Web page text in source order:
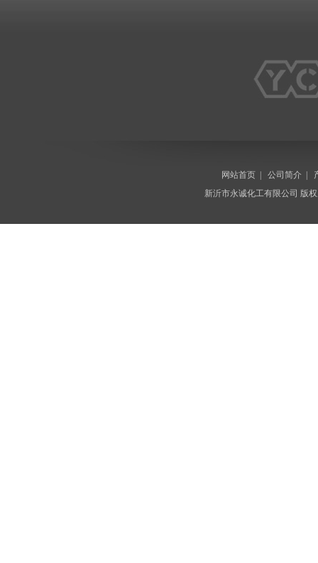
网站首页| 公司简介|
新沂市永诚化工有限公司 版